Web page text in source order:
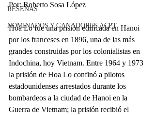
RESEÑAS
NOMINADOS Y GANADORES ACPT
Por: Roberto Sosa López
Hoa Lo fue una prisión edificada en Hanoi
por los franceses en 1896, una de las más
grandes construidas por los colonialistas en
Indochina, hoy Vietnam. Entre 1964 y 1973
la prisión de Hoa Lo confinó a pilotos
estadounidenses arrestados durante los
bombardeos a la ciudad de Hanoi en la
Guerra de Vietnam; la prisión recibió el